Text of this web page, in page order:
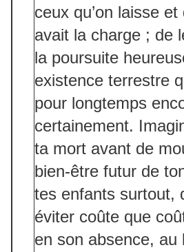
ceux qu’on laisse et
avait la charge ; de
la poursuite
existence terrestre
pour longtemps
certainement.
ta mort avant de
bien-être futur de
tes enfants surtout,
éviter coûte que
en son absence, au